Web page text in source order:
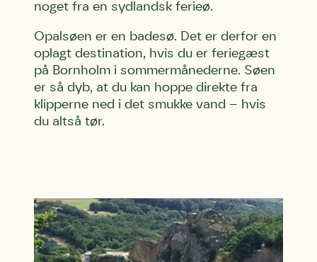
noget fra en sydlandsk ferieø.
Opalsøen er en badesø. Det er derfor en
oplagt destination, hvis du er feriegæst
på Bornholm i sommermånederne. Søen
er så dyb, at du kan hoppe direkte fra
klipperne ned i det smukke vand – hvis
du altså tør.